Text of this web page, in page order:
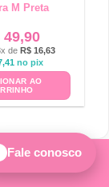
M Preta
49,90
de R$ 16,63
no pix
AO
reservados.
Fale conosco